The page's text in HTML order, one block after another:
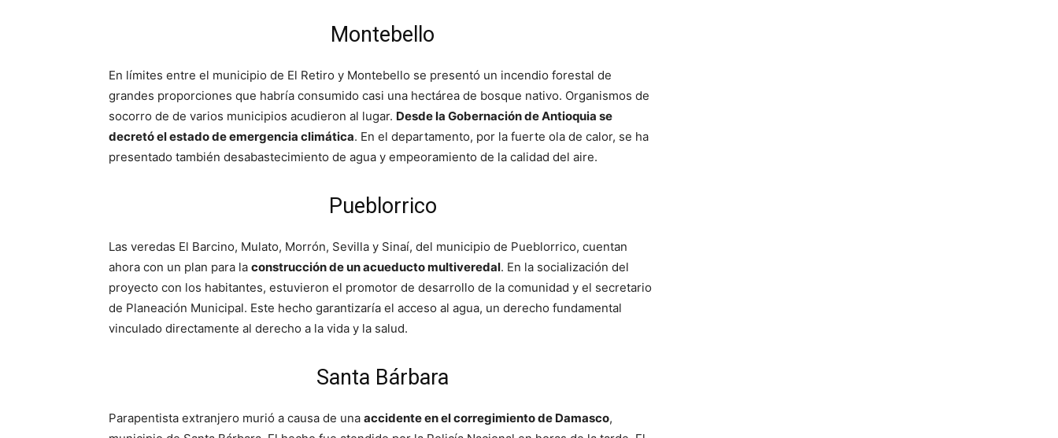
Montebello
En límites entre el municipio de El Retiro y Montebello se presentó un incendio forestal de
grandes proporciones que habría consumido casi una hectárea de bosque nativo. Organismos de
socorro de de varios municipios acudieron al lugar. Desde la Gobernación de Antioquia se
decretó el estado de emergencia climática. En el departamento, por la fuerte ola de calor, se ha
presentado también desabastecimiento de agua y empeoramiento de la calidad del aire.
Pueblorrico
Las veredas El Barcino, Mulato, Morrón, Sevilla y Sinaí, del municipio de Pueblorrico, cuentan
ahora con un plan para la construcción de un acueducto multiveredal. En la socialización del
proyecto con los habitantes, estuvieron el promotor de desarrollo de la comunidad y el secretario
de Planeación Municipal. Este hecho garantizaría el acceso al agua, un derecho fundamental
vinculado directamente al derecho a la vida y la salud.
Santa Bárbara
Parapentista extranjero murió a causa de una accidente en el corregimiento de Damasco,